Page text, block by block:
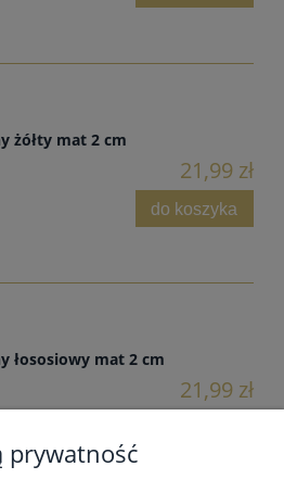
żółty mat 2 cm
21,99 zł
do koszyka
łososiowy mat 2 cm
21,99 zł
prywatność